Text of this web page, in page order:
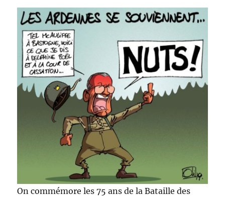
On commémore les 75 ans de la Bataille des